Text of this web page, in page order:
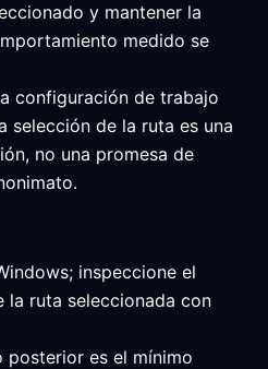
y mantener la
medido se
configuración de trabajo
selección de la ruta es una
no una promesa de
inspeccione el
la ruta seleccionada con
posterior es el mínimo